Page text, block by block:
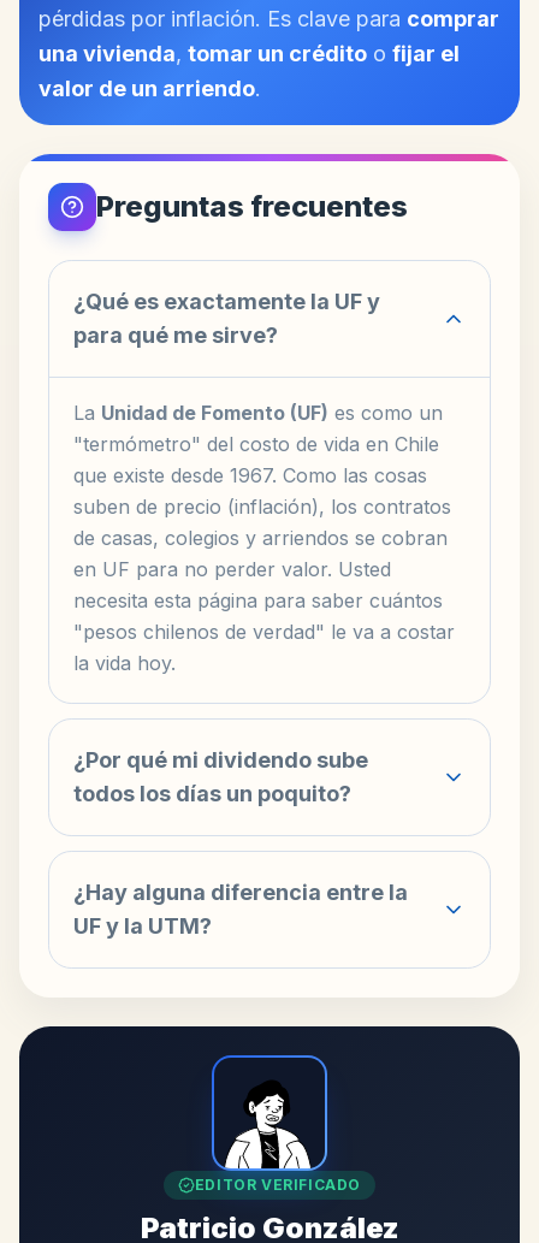
pérdidas por inflación. Es clave para comprar
una vivienda, tomar un crédito o fijar el
valor de un arriendo.
Preguntas frecuentes
¿Qué es exactamente la UF y
para qué me sirve?
La Unidad de Fomento (UF) es como un
"termómetro" del costo de vida en Chile
que existe desde 1967. Como las cosas
suben de precio (inflación), los contratos
de casas, colegios y arriendos se cobran
en UF para no perder valor. Usted
necesita esta página para saber cuántos
"pesos chilenos de verdad" le va a costar
la vida hoy.
¿Por qué mi dividendo sube
todos los días un poquito?
¿Hay alguna diferencia entre la
UF y la UTM?
EDITOR VERIFICADO
Patricio González